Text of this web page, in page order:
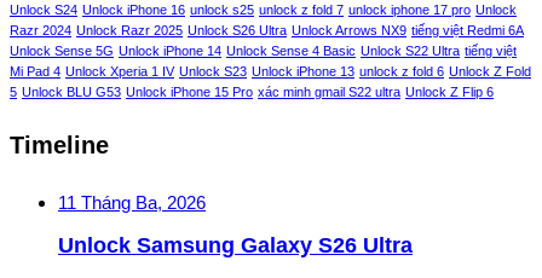
Unlock S24 Unlock iPhone 16 unlock s25 unlock z fold 7 unlock iphone 17 pro Unlock
Razr 2024 Unlock Razr 2025 Unlock S26 Ultra Unlock Arrows NX9 tiếng việt Redmi 6A
Unlock Sense 5G Unlock iPhone 14 Unlock Sense 4 Basic Unlock S22 Ultra tiếng việt
Mi Pad 4 Unlock Xperia 1 IV Unlock S23 Unlock iPhone 13 unlock z fold 6 Unlock Z Fold
5 Unlock BLU G53 Unlock iPhone 15 Pro xác minh gmail S22 ultra Unlock Z Flip 6
Timeline
11 Tháng Ba, 2026
Unlock Samsung Galaxy S26 Ultra